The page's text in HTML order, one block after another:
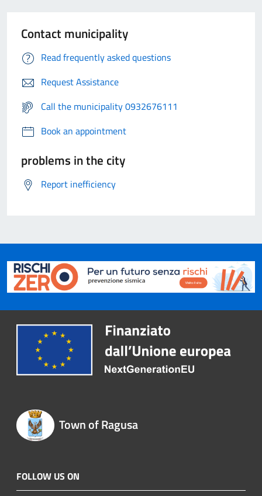
Contact municipality
Read frequently asked questions
Request Assistance
Call the municipality 0932676111
Book an appointment
problems in the city
Report inefficiency
Town of Ragusa
FOLLOW US ON